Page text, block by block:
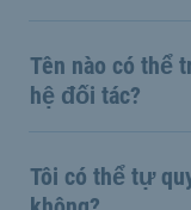
Tên nào có thể
hệ đối tác?
Tôi có thể tự